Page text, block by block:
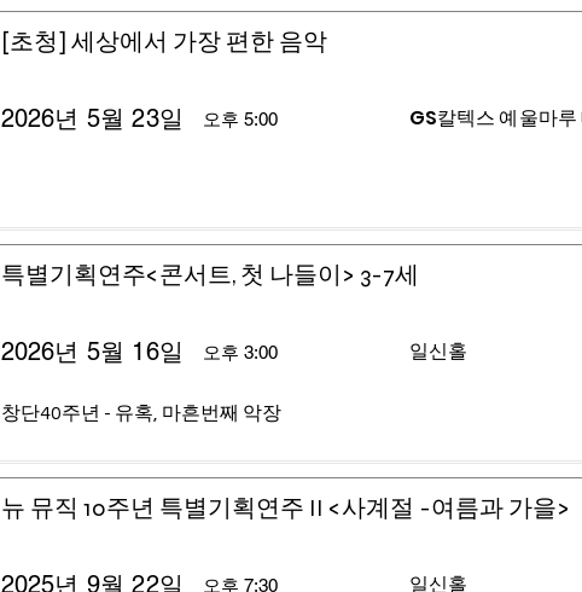
[초청] 세상에서 가장 편한 음악
오후 5:00
2026년 5월 23일 GS칼텍스 예울마
특별기획연주<콘서트, 첫 나들이> 3-7세
오후 3:00
2026년 5월 16일 일신홀
창단40주년 - 유혹, 마흔번째 악장
뉴 뮤직 10주년 특별기획연주 II <사계절 -여름과 가을>
오후 7:30
2025년 9월 22일 일신홀